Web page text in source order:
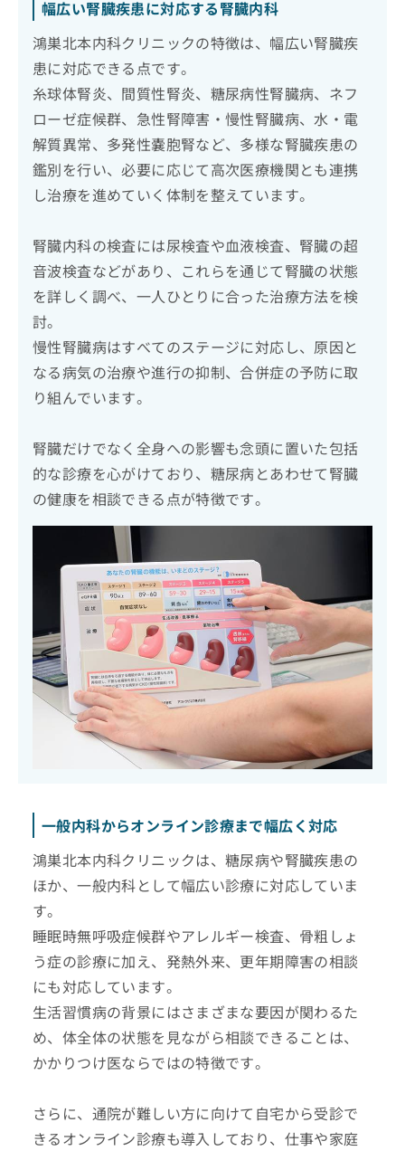
幅広い腎臓疾患に対応する腎臓内科
鴻巣北本内科クリニックの特徴は、幅広い腎臓疾
患に対応できる点です。
糸球体腎炎、間質性腎炎、糖尿病性腎臓病、ネフ
ローゼ症候群、急性腎障害・慢性腎臓病、水・電
解質異常、多発性嚢胞腎など、多様な腎臓疾患の
鑑別を行い、必要に応じて高次医療機関とも連携
し治療を進めていく体制を整えています。
腎臓内科の検査には尿検査や血液検査、腎臓の超
音波検査などがあり、これらを通じて腎臓の状態
を詳しく調べ、一人ひとりに合った治療方法を検
討。
慢性腎臓病はすべてのステージに対応し、原因と
なる病気の治療や進行の抑制、合併症の予防に取
り組んでいます。
腎臓だけでなく全身への影響も念頭に置いた包括
的な診療を心がけており、糖尿病とあわせて腎臓
の健康を相談できる点が特徴です。
一般内科からオンライン診療まで幅広く対応
鴻巣北本内科クリニックは、糖尿病や腎臓疾患の
ほか、一般内科として幅広い診療に対応していま
す。
睡眠時無呼吸症候群やアレルギー検査、骨粗しょ
う症の診療に加え、発熱外来、更年期障害の相談
にも対応しています。
生活習慣病の背景にはさまざまな要因が関わるた
め、体全体の状態を見ながら相談できることは、
かかりつけ医ならではの特徴です。
さらに、通院が難しい方に向けて自宅から受診で
きるオンライン診療も導入しており、仕事や家庭